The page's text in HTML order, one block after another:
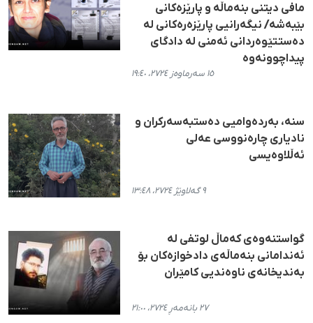
مافی دیتنی بنەماڵە و پارێزەکانی
بێبەشە/ نیگەرانیی پارێزەرەکانی لە
دەستتێوەردانی ئەمنی لە دادگای
پیداچوونەوە
١٥ سەرماوەز ٢٧٢٤، ١٩:٤٠
سنە، بەردەوامیی دەستبەسەرکران و
نادیاری چارەنووسی عەلی
ئەڵلاوەیسی
٩ گەلاوێژ ٢٧٢٤، ١٣:٤٨
گواستنەوەی کەماڵ لوتفی لە
ئەندامانی بنەماڵەی دادخوازەکان بۆ
بەندیخانەی ناوەندیی کامێران
٢٧ بانەمەڕ ٢٧٢٤، ٢١:٠٠